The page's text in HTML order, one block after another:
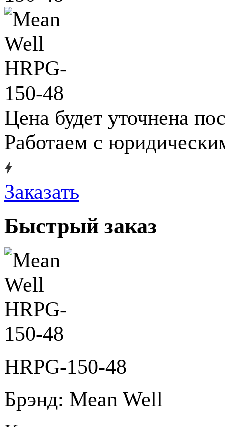
Цена будет уточнена
Работаем с
Заказать
Быстрый заказ
HRPG-150-48
Брэнд: Mean Well